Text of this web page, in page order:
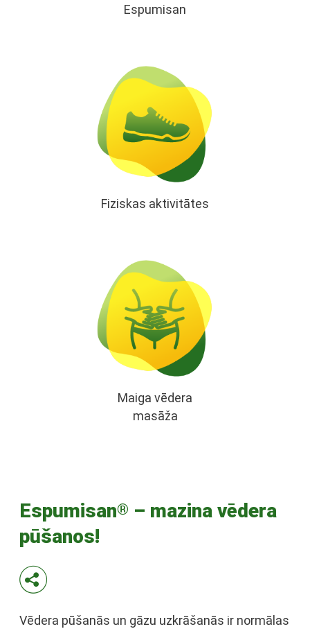
Espumisan
Fiziskas aktivitātes
Maiga vēdera
masāža
Espumisan® – mazina vēdera
pūšanos!
Vēdera pūšanās un gāzu uzkrāšanās ir normālas